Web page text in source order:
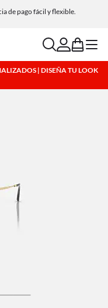
de pago fácil y flexible.
searchaccount
bag menu
| DISEÑA TU LOOK